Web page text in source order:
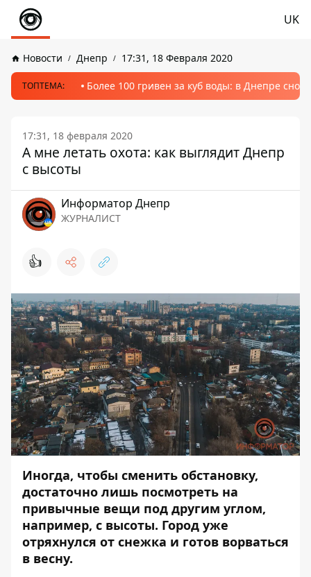
UK
Новости Днепр 17:31, 18 Февраля 2020
ТОПТЕМА: Более 100 гривен за куб воды: в Днепре
17:31, 18 февраля 2020
А мне летать охота: как выглядит Днепр
с высоты
Информатор Днепр
ЖУРНАЛИСТ
👍
Иногда, чтобы сменить обстановку,
достаточно лишь посмотреть на
привычные вещи под другим углом,
например, с высоты. Город уже
отряхнулся от снежка и готов ворваться
в весну.